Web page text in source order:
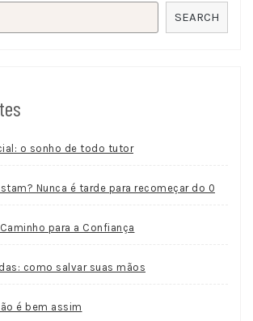
SEARCH
o sonho de todo tutor
Nunca é tarde para recomeçar do 0
para a Confiança
como salvar suas mãos
é bem assim